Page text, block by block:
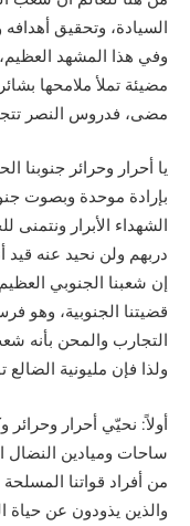
السيادة، وتحقيق
وفي هذا المشهد
مضيئة تملأ ملامحها
مضى، فدروس النصر
يا أحرار وحرائر جنوبنا
بإرادة موحدة وبصوت
الشهداء الأبرار
دربهم ولن نحيد عنه قيد
إن شعبنا الجنوبي
قضيتنا الجنوبية، وهو
التجارب والمحن بأنه
ولذا فإن مليونية الضالع
أولاً: نحيّي أحرار
ساحات وميادين النضال
من أفراد قواتنا المسلحة
والذين يذودون عن